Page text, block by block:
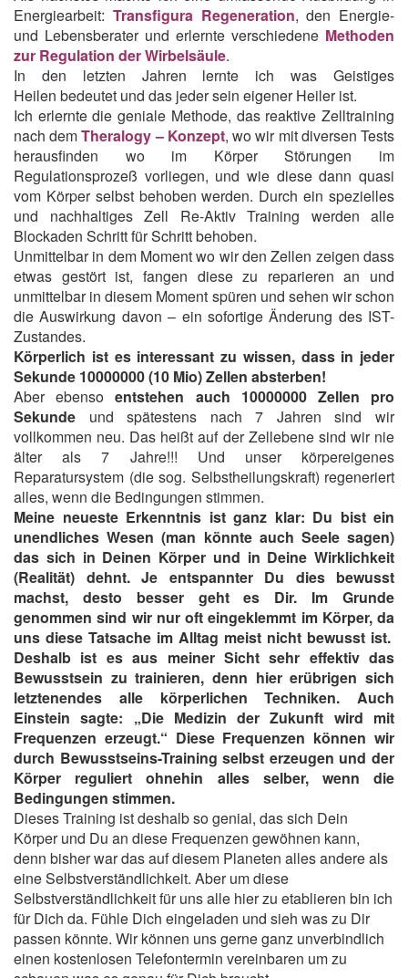
Energiearbeit: Transfigura Regeneration, den Energie-
und Lebensberater und erlernte verschiedene Methoden
zur Regulation der Wirbelsäule.
In den letzten Jahren lernte ich was Geistiges
Heilen bedeutet und das jeder sein eigener Heiler ist.
Ich erlernte die geniale Methode, das reaktive Zelltraining
nach demTheralogy – Konzept, wo wir mit diversen Tests
herausfinden wo im Körper Störungen im
Regulationsprozeß vorliegen, und wie diese dann quasi
vom Körper selbst behoben werden. Durch ein spezielles
und nachhaltiges Zell Re-Aktiv Training werden alle
Blockaden Schritt für Schritt behoben.
Unmittelbar in dem Moment wo wir den Zellen zeigen dass
etwas gestört ist, fangen diese zu reparieren an und
unmittelbar in diesem Moment spüren und sehen wir schon
die Auswirkung davon – ein sofortige Änderung des IST-
Zustandes.
Körperlich ist es interessant zu wissen, dass in jeder
Sekunde 10000000 (10 Mio) Zellen absterben!
Aber ebensoentstehen auch 10000000 Zellen pro
Sekunde und spätestens nach 7 Jahren sind wir
vollkommen neu. Das heißt auf der Zellebene sind wir nie
älter als 7 Jahre!!! Und unser körpereigenes
Reparatursystem (die sog. Selbstheilungskraft) regeneriert
alles, wenn die Bedingungen stimmen.
Meine neueste Erkenntnis ist ganz klar: Du bist ein
unendliches Wesen (man könnte auch Seele sagen)
das sich in Deinen Körper und in Deine Wirklichkeit
(Realität) dehnt. Je entspannter Du dies bewusst
machst, desto besser geht es Dir. Im Grunde
genommen sind wir nur oft eingeklemmt im Körper, da
uns diese Tatsache im Alltag meist nicht bewusst ist.
Deshalb ist es aus meiner Sicht sehr effektiv das
Bewusstsein zu trainieren, denn hier erübrigen sich
letztenendes alle körperlichen Techniken. Auch
Einstein sagte: „Die Medizin der Zukunft wird mit
Frequenzen erzeugt.“ Diese Frequenzen können wir
durch Bewusstseins-Training selbst erzeugen und der
Körper reguliert ohnehin alles selber, wenn die
Bedingungen stimmen.
Dieses Training ist deshalb so genial, das sich Dein
Körper und Du an diese Frequenzen gewöhnen kann,
denn bisher war das auf diesem Planeten alles andere als
eine Selbstverständlichkeit. Aber um diese
Selbstverständlichkeit für uns alle hier zu etablieren bin ich
für Dich da. Fühle Dich eingeladen und sieh was zu Dir
passen könnte. Wir können uns gerne ganz unverbindlich
einen kostenlosen Telefontermin vereinbaren um zu